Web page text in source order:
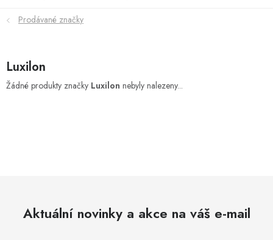
Zahrada
Domácnost
Novinky
Prodávané značky
Luxilon
Žádné produkty značky Luxilon nebyly nalezeny...
Aktuální novinky a akce na váš e-mail